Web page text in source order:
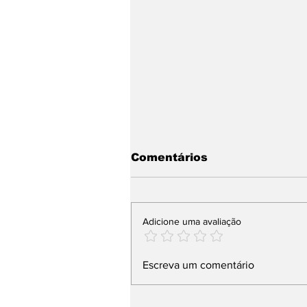
Justiça do Tocantins
protetivas após morte
Comentários
Adicione uma avaliação
Escreva um comentário